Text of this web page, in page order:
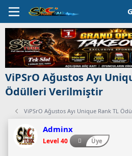
ViPSrO Ağustos Ayı
Ödülleri Verilmiştir
ViPSrO Ağustos Ayı Unique Rank TL
Adminx
Level 40 Üye